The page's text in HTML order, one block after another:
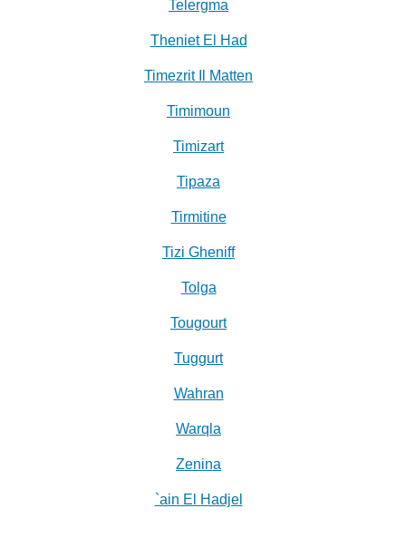
Telergma
Theniet El Had
Timezrit Il Matten
Timimoun
Timizart
Tipaza
Tirmitine
Tizi Gheniff
Tolga
Tougourt
Tuggurt
Wahran
Warqla
Zenina
`ain El Hadjel